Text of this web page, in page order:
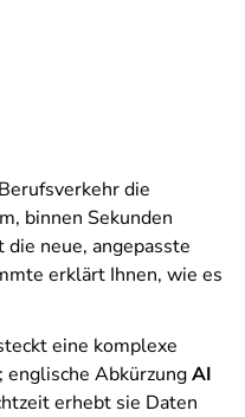
die
binnen Sekunden
neue, angepasste
erklärt Ihnen, wie es
eine komplexe
; englische AbkürzungAI
erhebt sie Daten